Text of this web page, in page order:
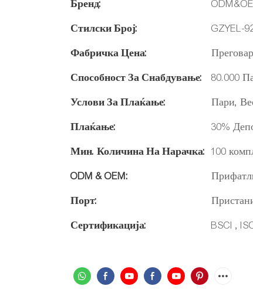
Бренд:
Стилски Број:
GZYEL-
Фабричка Цена:
Способност За Снабдување:
80.000
Услови За Плаќање:
Пари,
Плаќање:
30%
Мин. Количина На Нарачка: 100
ODM & OEM:
Порт:
Сертификација:
BSCI ,